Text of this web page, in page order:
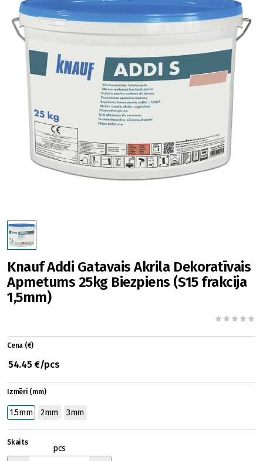
Knauf Addi Gatavais Akrila Dekoratīvais
Apmetums 25kg Biezpiens (S15 frakcija
1,5mm)
Cena (€)
54.45 €/pcs
Izmēri (mm)
1.5mm 2mm 3mm
Skaits
pcs